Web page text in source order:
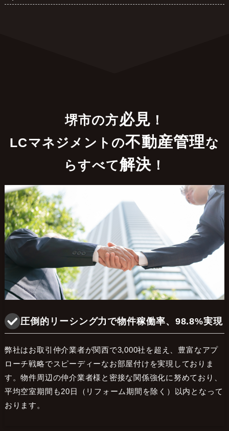
堺市の方必見 ！
LCマネジメントの不動産管理な
らすべて解決 ！
圧倒的リーシング力で物件稼働率、98.8%実現
弊社はお取引仲介業者が関西で3,000社を超え、豊富なアプ
ローチ戦略でスピーディーなお部屋付けを実現しておりま
す。物件周辺の仲介業者様と密接な関係強化に努めており、
平均空室期間も20日（リフォーム期間を除く）以内となって
おります。